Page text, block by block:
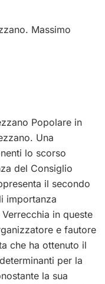
Massimo
Popolare in
Una
lo scorso
del Consiglio
il secondo
importanza
in queste
e fautore
che ha ottenuto il
per la
la sua